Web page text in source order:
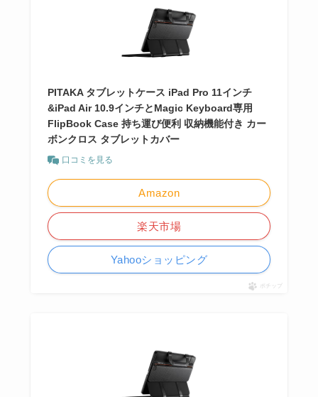
PITAKA タブレットケース iPad Pro 11インチ
&iPad Air 10.9インチとMagic Keyboard専用
FlipBook Case 持ち運び便利 収納機能付き カー
ボンクロス タブレットカバー
口コミを見る
Amazon
楽天市場
Yahooショッピング
ポチップ